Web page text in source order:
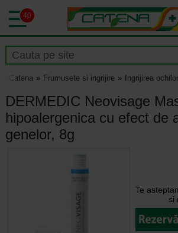
40
Catena Frumusete si ingrijire Ingrijirea ochilor
DERMEDIC Neovisage
hipoalergenica cu efect de
genelor, 8g
Te
si